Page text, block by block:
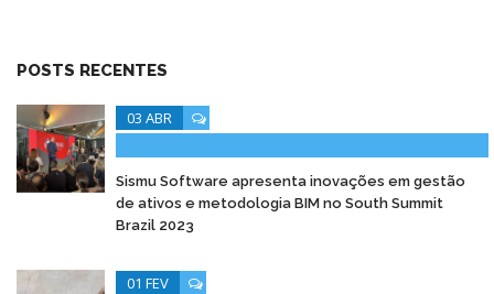
POSTS RECENTES
03 ABR
Sismu Software apresenta inovações em gestão
de ativos e metodologia BIM no South Summit
Brazil 2023
01 FEV